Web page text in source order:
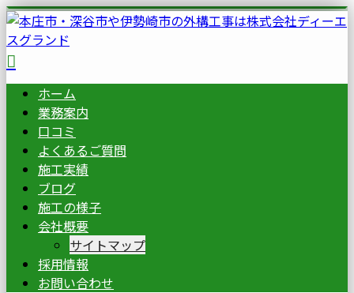
ホーム
業務案内
口コミ
よくあるご質問
施工実績
ブログ
施工の様子
会社概要
サイトマップ
採用情報
お問い合わせ